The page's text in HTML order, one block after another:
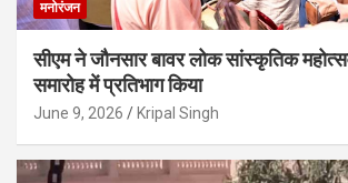
मनोरंजन
सीएम ने जौनसार बावर लोक सांस्कृतिक
समारोह में प्रतिभाग किया
June 9, 2026 Kripal Singh